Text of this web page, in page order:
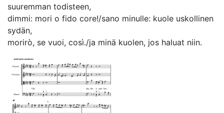
suuremman todisteen,
dimmi: mori o fido core!/sano minulle: kuole uskollinen
sydän,
morirò, se vuoi, così./ja minä kuolen, jos haluat niin.